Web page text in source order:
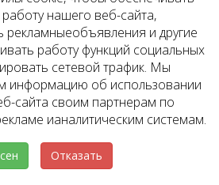
АП
hello@inv.estate
д. №74Б
соглашение
нашего веб-сайта,
рекламныеобъявления и другие
работу функций социальных
сетевой трафик. Мы
информацию об использовании
сайта своим партнерам по
ианалитическим системам.
Отказать